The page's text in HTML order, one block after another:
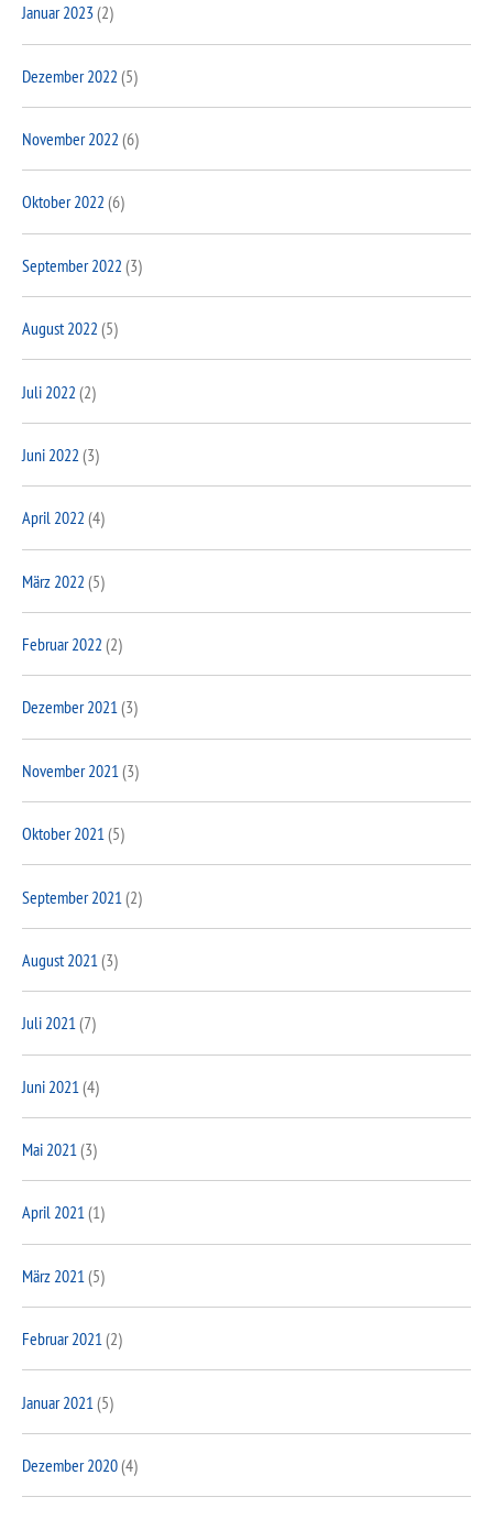
Januar 2023(2)
Dezember 2022 (5)
November 2022 (6)
Oktober 2022 (6)
September 2022 (3)
August 2022 (5)
Juli 2022 (2)
Juni 2022 (3)
April 2022 (4)
März 2022 (5)
Februar 2022 (2)
Dezember 2021(3)
November 2021 (3)
Oktober 2021(5)
September 2021 (2)
August 2021 (3)
Juli 2021(7)
Juni 2021 (4)
Mai 2021(3)
April 2021(1)
März 2021 (5)
Februar 2021(2)
Januar 2021 (5)
Dezember 2020(4)